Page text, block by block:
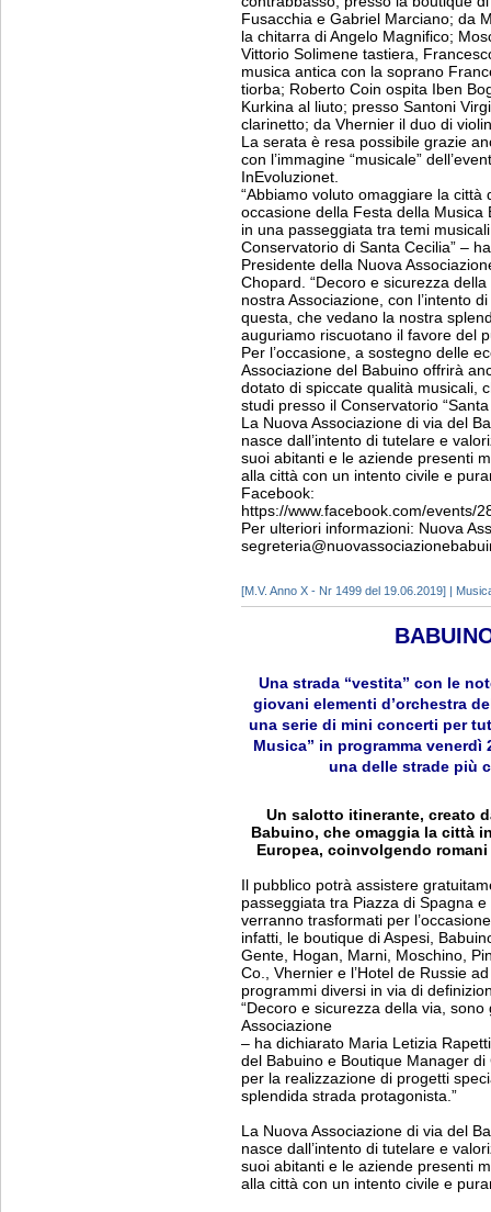
Fusacchia e Gabriel Marciano; da
la chitarra di Angelo Magnifico;
Vittorio Solimene tastiera,
musica antica con la soprano
tiorba; Roberto Coin ospita Iben
Kurkina al liuto; presso Santoni
clarinetto; da Vhernier il duo di
La serata è resa possibile grazie
con l’immagine “musicale”
InEvoluzionet.
“Abbiamo voluto omaggiare la città
occasione della Festa della
in una passeggiata tra temi
Conservatorio di Santa Cecilia” –
Presidente della Nuova
Chopard. “Decoro e sicurezza
nostra Associazione, con l’intento
questa, che vedano la nostra
auguriamo riscuotano il favore del
Per l’occasione, a sostegno delle
Associazione del Babuino offrirà
dotato di spiccate qualità musicali,
studi presso il Conservatorio “Santa
La Nuova Associazione di via del
nasce dall’intento di tutelare e
suoi abitanti e le aziende presenti
alla città con un intento civile e
Facebook:
https://www.facebook.com/events/
Per ulteriori informazioni: Nuova
[M.V. Anno X - Nr 1499 del 19.06.2019] |
Una strada “vestita” con le
giovani elementi d’orchestra
una serie di mini concerti per
Musica” in programma
una delle strade più
Un salotto itinerante, creato
Babuino, che omaggia la città
Europea, coinvolgendo
Il pubblico potrà assistere
passeggiata tra Piazza di Spagna
verranno trasformati per
infatti, le boutique di Aspesi,
Gente, Hogan, Marni, Moschino,
Co., Vhernier e l’Hotel de Russie
programmi diversi in via di
“Decoro e sicurezza della via,
Associazione
– ha dichiarato Maria Letizia
del Babuino e Boutique Manager
per la realizzazione di progetti
splendida strada protagonista.”
La Nuova Associazione di via del
nasce dall’intento di tutelare e
suoi abitanti e le aziende presenti
alla città con un intento civile e